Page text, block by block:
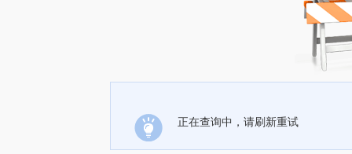
正在查询中，请刷新重试